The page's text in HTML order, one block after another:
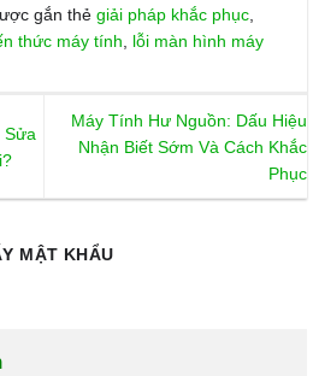
gắn thẻ giải pháp khắc phục,
thức máy tính, lỗi màn hình máy
Sửa
Máy Tính Hư Nguồn: Dấu Hiệu
Nhận Biết Sớm Và Cách Khắc
Phục
MẬT KHẨU